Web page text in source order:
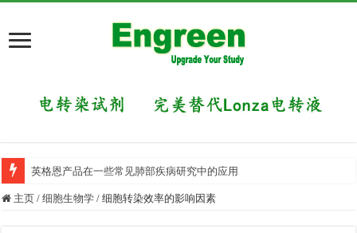
英格恩产品在一些常见肺部疾病研究中的应用
主页 / 细胞生物学 / 细胞转染效率的影响因素